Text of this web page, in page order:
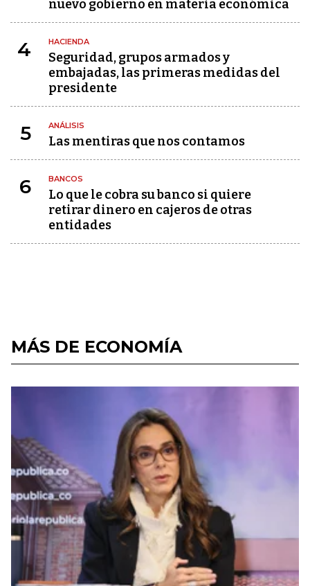
nuevo gobierno en materia económica
4 HACIENDA
Seguridad, grupos armados y
embajadas, las primeras medidas del
presidente
5 ANÁLISIS
Las mentiras que nos contamos
6 BANCOS
Lo que le cobra su banco si quiere
retirar dinero en cajeros de otras
entidades
MÁS DE ECONOMÍA